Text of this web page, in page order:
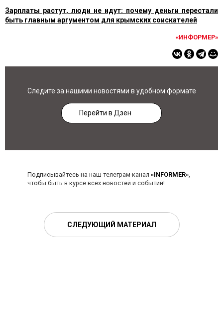
Зарплаты растут, люди не идут: почему деньги перестали
быть главным аргументом для крымских соискателей
«ИНФОРМЕР»
Следите за нашими новостями в удобном формате
Перейти в Дзен
Подписывайтесь на наш телеграм-канал «INFORMER»,
чтобы быть в курсе всех новостей и событий!
СЛЕДУЮЩИЙ МАТЕРИАЛ